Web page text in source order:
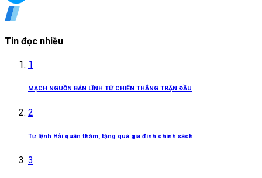
Tin đọc nhiều
1
MẠCH NGUỒN BẢN LĨNH TỪ CHIẾN THẮNG TRẬN ĐẦU
2
Tư lệnh Hải quân thăm, tặng quà gia đình chính sách
3